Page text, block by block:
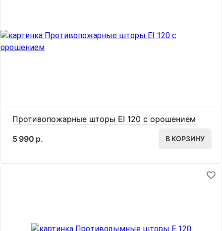
Противопожарные шторы EI 120 с орошением
5 990 р.
В КОРЗИНУ